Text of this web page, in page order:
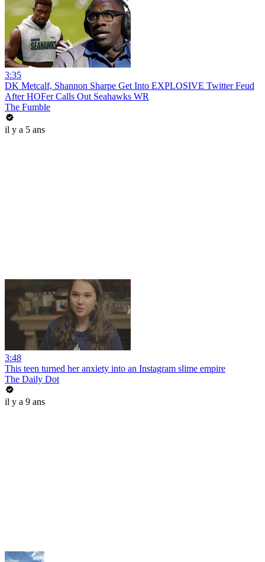
3:35
DK Metcalf, Shannon Sharpe Get Into EXPLOSIVE Twitter Feud
After HOFer Calls Out Seahawks WR
The Fumble
il y a 5 ans
3:48
This teen turned her anxiety into an Instagram slime empire
The Daily Dot
il y a 9 ans